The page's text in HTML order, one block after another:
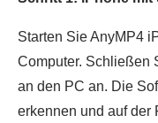
Starten Sie AnyMP4
Computer. Schließen
an den PC an. Die
erkennen und auf der